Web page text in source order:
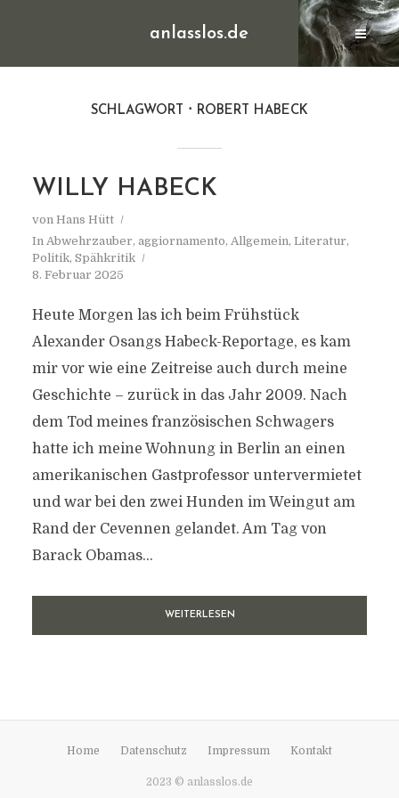
anlasslos.de
SCHLAGWORT ROBERT HABECK
WILLY HABECK
von Hans Hütt
In Abwehrzauber, aggiornamento, Allgemein, Literatur,
Politik, Spähkritik
8. Februar 2025
Heute Morgen las ich beim Frühstück
Alexander Osangs Habeck-Reportage, es kam
mir vor wie eine Zeitreise auch durch meine
Geschichte – zurück in das Jahr 2009. Nach
dem Tod meines französischen Schwagers
hatte ich meine Wohnung in Berlin an einen
amerikanischen Gastprofessor untervermietet
und war bei den zwei Hunden im Weingut am
Rand der Cevennen gelandet. Am Tag von
Barack Obamas...
WEITERLESEN
Home Datenschutz Impressum Kontakt
2023 © anlasslos.de